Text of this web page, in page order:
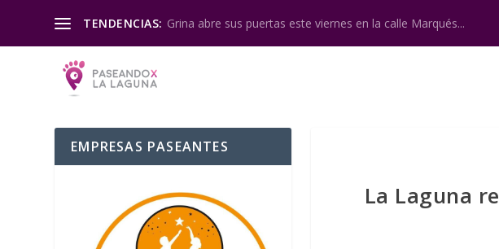
TENDENCIAS: Grina abre sus puertas este viernes en la calle Marqués...
La Laguna
EMPRESAS PASEANTES